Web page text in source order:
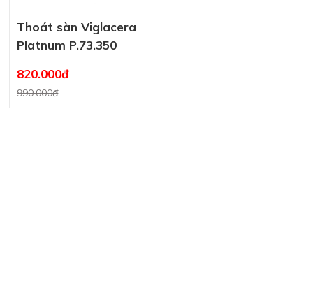
Thoát sàn Viglacera
Platnum P.73.350
820.000đ
990.000đ